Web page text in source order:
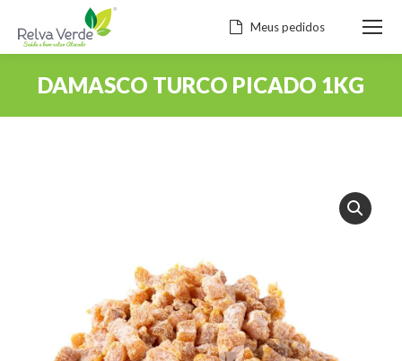
Meus pedidos
DAMASCO TURCO PICADO 1KG